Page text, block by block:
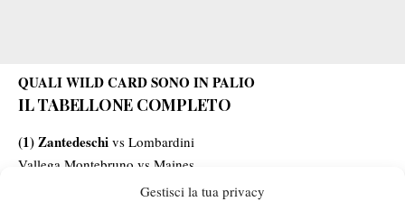
Gestisci la tua privacy
QUALI WILD CARD SONO IN PALIO
IL TABELLONE COMPLETO
(1) Zantedeschi vs Lombardini
Vallega Montebruno vs Maines